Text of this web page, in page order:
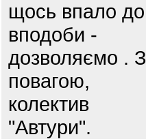
щось впало до
вподоби -
дозволяємо . З
повагою,
колектив
"Автури".